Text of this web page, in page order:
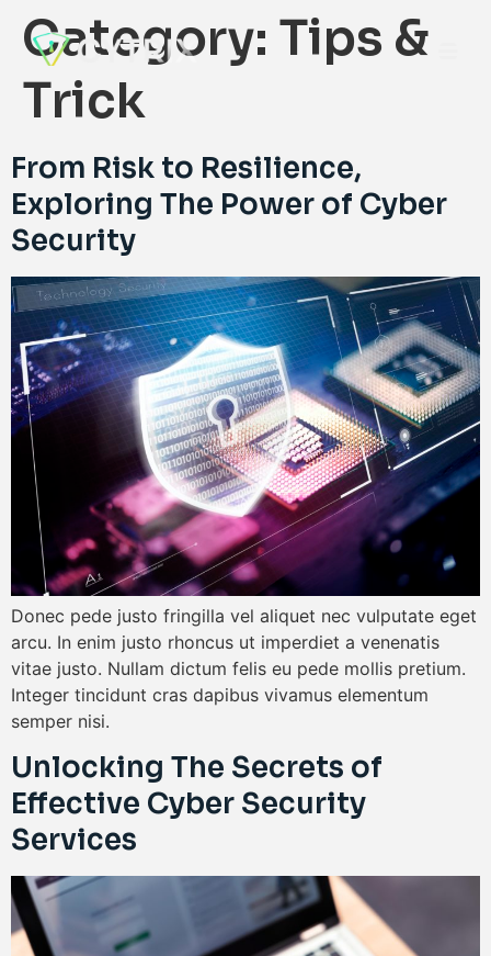
Category: Tips &
Trick
From Risk to Resilience,
Exploring The Power of Cyber
Security
Donec pede justo fringilla vel aliquet nec vulputate eget
arcu. In enim justo rhoncus ut imperdiet a venenatis
vitae justo. Nullam dictum felis eu pede mollis pretium.
Integer tincidunt cras dapibus vivamus elementum
semper nisi.
Unlocking The Secrets of
Effective Cyber Security
Services